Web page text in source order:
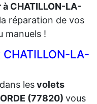
CHATILLON-LA-
réparation de vos
manuels !
LA-
lesvolets
(77820) vous